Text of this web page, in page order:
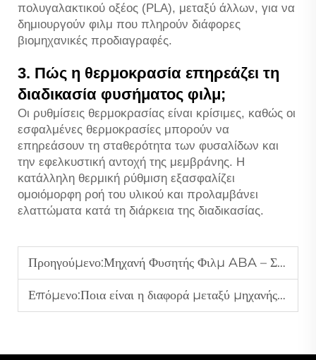
πολυγαλακτικού οξέος (PLA), μεταξύ άλλων, για να
δημιουργούν φιλμ που πληρούν διάφορες
βιομηχανικές προδιαγραφές.
3. Πώς η θερμοκρασία επηρεάζει τη
διαδικασία φυσήματος φιλμ;
Οι ρυθμίσεις θερμοκρασίας είναι κρίσιμες, καθώς οι
εσφαλμένες θερμοκρασίες μπορούν να
επηρεάσουν τη σταθερότητα των φυσαλίδων και
την εφελκυστική αντοχή της μεμβράνης. Η
κατάλληλη θερμική ρύθμιση εξασφαλίζει
ομοιόμορφη ροή του υλικού και προλαμβάνει
ελαττώματα κατά τη διάρκεια της διαδικασίας.
Προηγούμενο:Μηχανή Φυσητής Φιλμ ABA – Συμπεριεξωτρούσιμη για Φιλμ Υψηλής Αντοχής
Επόμενο:Ποια είναι η διαφορά μεταξύ μηχανής φυσητήριου φιλμ ABC και ABA;